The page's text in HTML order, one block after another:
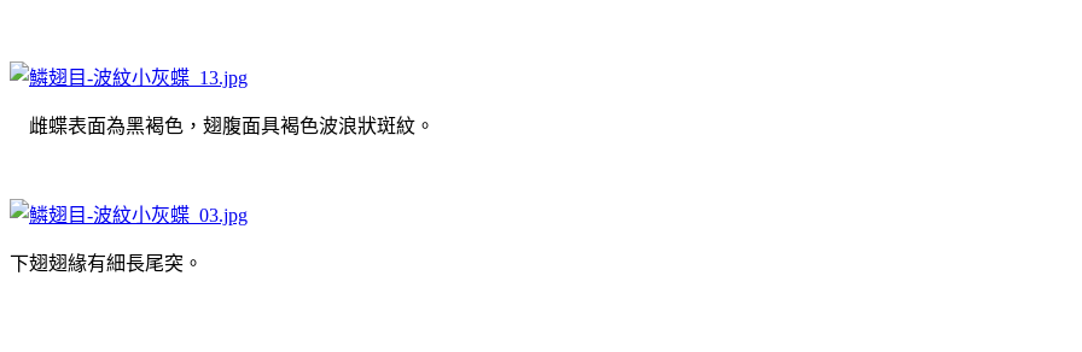
雌蝶表面為黑褐色，翅腹面具褐色波浪狀斑紋。
下翅翅緣有細長尾突。